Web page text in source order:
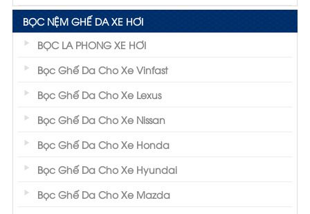
BỌC NỆM GHẾ DA XE HƠI
BỌC LA PHONG XE HƠI
Bọc Ghế Da Cho Xe Vinfast
Bọc Ghế Da Cho Xe Lexus
Bọc Ghế Da Cho Xe Nissan
Bọc Ghế Da Cho Xe Honda
Bọc Ghế Da Cho Xe Hyundai
Bọc Ghế Da Cho Xe Mazda